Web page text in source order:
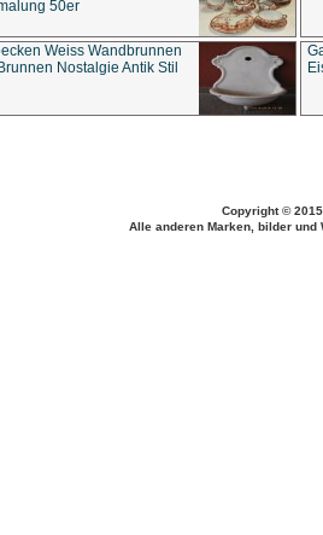
50er
Weiss Wandbrunnen
Nostalgie Antik Stil
Copyright ©
Alle anderen Marken, bilder und